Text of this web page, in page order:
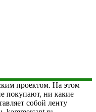
проектом. На этом
покупают, ни какие
собой ленту